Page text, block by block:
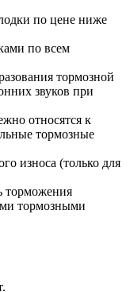
по цене ниже
по всем
тормозной
звуков при
относятся к
тормозные
износа (только для
торможения
тормозными